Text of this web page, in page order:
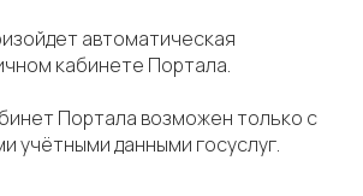
автоматическая
кабинете Портала.
Портала возможен только с
учётными данными госуслуг.